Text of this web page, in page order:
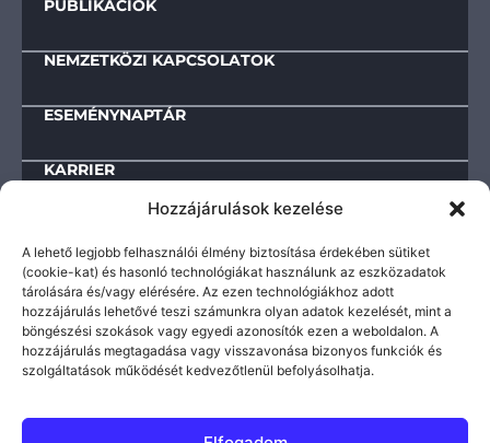
Hozzájárulások kezelése
A lehető legjobb felhasználói élmény biztosítása érdekében sütiket
(cookie-kat) és hasonló technológiákat használunk az eszközadatok
tárolására és/vagy elérésére. Az ezen technológiákhoz adott
hozzájárulás lehetővé teszi számunkra olyan adatok kezelését, mint a
böngészési szokások vagy egyedi azonosítók ezen a weboldalon. A
hozzájárulás megtagadása vagy visszavonása bizonyos funkciók és
szolgáltatások működését kedvezőtlenül befolyásolhatja.
PUBLIKÁCIÓK
NEMZETKÖZI KAPCSOLATOK
ESEMÉNYNAPTÁR
KARRIER
Letölthető dokumentumok
IMPRESSZUM
TEVÉKENYSÉGRE ÉS MŰKÖDÉSRE VONATKOZÓ ADATOK